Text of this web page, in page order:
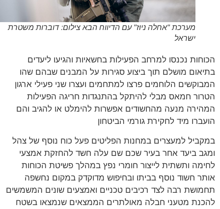
מערכת "אחלה ניוז" עם הדיווח הבא צילום: דוברות משטרת
ישראל
נכנסו למרחב הפעילות בחשאיות והגיעו ליעדים
מושלם תוך ביצוע סגירות על המבנים שבהם שהו
הלוחמים פרצו למתחמים ועצרו שני פעילי ארגון
חמאס מבלי להיתקל בהתנגדות חריגה הפעילות
מנעה מהחשודים אפשרות להימלט או להגיב והם
מיד לחקירת גורמי הביטחון
למעצרים במחנות הפליטים פעל כוח נוסף של צהל
ביעד אחר בעיר שכם שם עלה חשד להחזקת אמצעי
ותשתית לייצור חומרי נפץ במהלך פשיטת הכוחות
חשוד נוסף בביתו ובחיפוש מדוקדק במקום נחשפה
רבה לצד רכיבים טכניים ואמצעים שונים המשמשים
מטעני חבלה מאולתרים הממצאים שנמצאו בשטח